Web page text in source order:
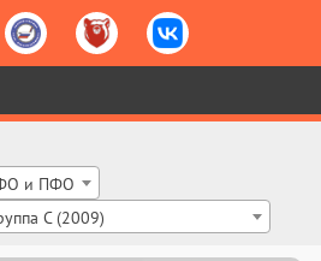
и ПФО
C (2009)